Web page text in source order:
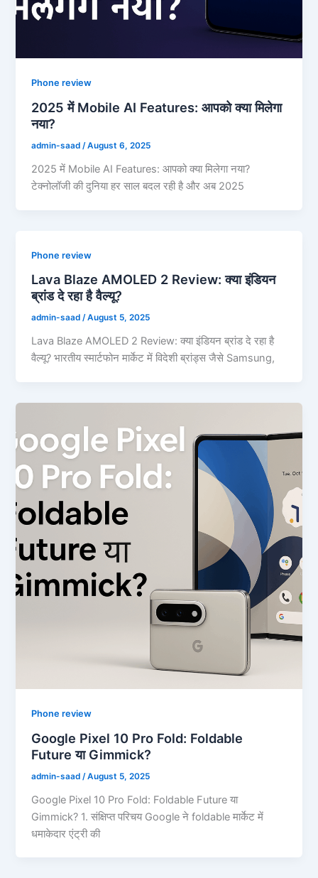
Phone review
2025 में Mobile AI Features: आपको क्या मिलेगा
नया?
admin-saad/August 6, 2025
2025 में Mobile AI Features: आपको क्या मिलेगा नया?
टेक्नोलॉजी की दुनिया हर साल बदल रही है और अब 2025
Phone review
Lava Blaze AMOLED 2 Review: क्या इंडियन
ब्रांड दे रहा है वैल्यू?
admin-saad/August 5, 2025
Lava Blaze AMOLED 2 Review: क्या इंडियन ब्रांड दे रहा है
वैल्यू? भारतीय स्मार्टफोन मार्केट में विदेशी ब्रांड्स जैसे Samsung,
Phone review
Google Pixel 10 Pro Fold: Foldable
Future या Gimmick?
admin-saad /August 5, 2025
Google Pixel 10 Pro Fold: Foldable Future या
Gimmick? 1. संक्षिप्त परिचय Google ने foldable मार्केट में
धमाकेदार एंट्री की